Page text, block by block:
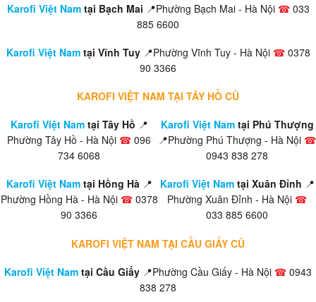
Karofi Việt Namtại Bạch Mai 📍Phường Bạch Mai - Hà Nội ☎033
885 6600
Karofi Việt Namtại Vĩnh Tuy 📍Phường Vĩnh Tuy - Hà Nội ☎0378
90 3366
KAROFI VIỆT NAM TẠI TÂY HỒ CŨ
Karofi Việt Namtại Tây Hồ 📍
Phường Tây Hồ - Hà Nội ☎ 096
734 6068
Karofi Việt Namtại Phú Thượng
📍Phường Phú Thượng - Hà Nội ☎
0943 838 278
Karofi Việt Namtại Hồng Hà 📍
Phường Hồng Hà - Hà Nội ☎0378
90 3366
Karofi Việt Namtại Xuân Đỉnh 📍
Phường Xuân Đỉnh - Hà Nội ☎
033 885 6600
KAROFI VIỆT NAM TẠI CẦU GIẤY CŨ
Karofi Việt Nam tại Cầu Giấy 📍Phường Cầu Giấy - Hà Nội ☎ 0943
838 278